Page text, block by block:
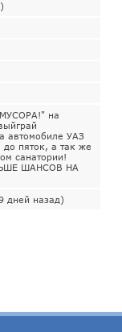
)
на
автомобиле УАЗ
пяток, а так же
санатории!
ШАНСОВ НА
дней назад)